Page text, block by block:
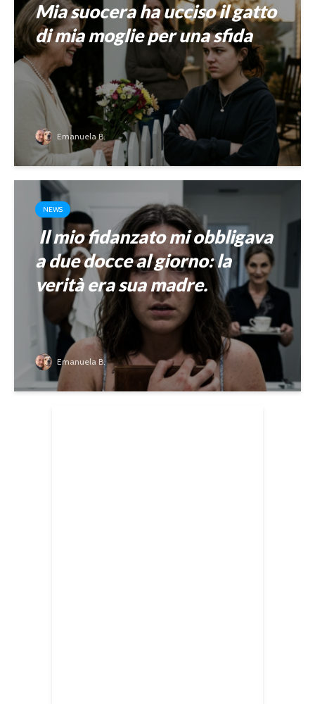
Mia suocera ha ucciso il gatto
di mia moglie per una sfida
Emanuela B.
NEWS
Il mio fidanzato mi obbligava
a due docce al giorno: la
verità era sua madre.
Emanuela B.